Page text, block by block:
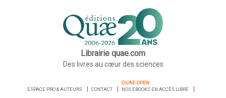
Librairie quae.com
Des livres au cœur des sciences
ESPACE PRO & AUTEURS CONTACT
QUAE-OPEN
NOS EBOOKS EN ACCÈS LIBRE